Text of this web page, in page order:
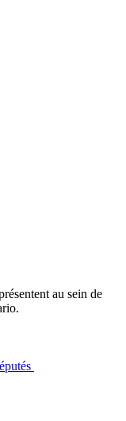
au sein de